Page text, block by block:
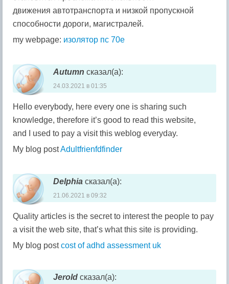
движения автотранспорта и низкой пропускной
способности дороги, магистралей.
my webpage: изолятор пс 70е
Autumn сказал(а):
24.03.2021 в 01:35
Hello everybody, here every one is sharing such
knowledge, therefore it’s good to read this website,
and I used to pay a visit this weblog everyday.
My blog postAdultfrienfdfinder
Delphia сказал(а):
21.06.2021 в 09:32
Quality articles is the secret to interest the people to pay
a visit the web site, that’s what this site is providing.
My blog postcost of adhd assessment uk
Jerold сказал(а):